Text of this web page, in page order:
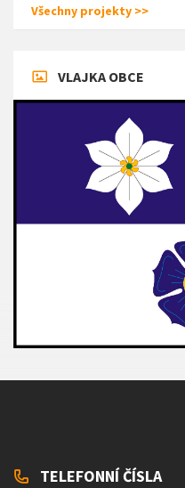
Všechny projekty >>
VLAJKA OBCE
TELEFONNÍ ČÍSLA